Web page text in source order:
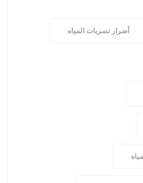
أضرار تسربات المياه